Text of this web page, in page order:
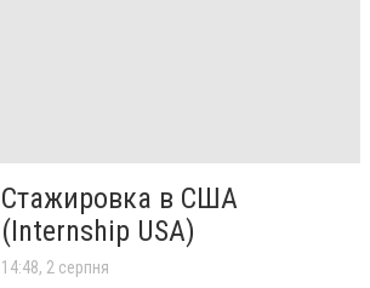
Стажировка в США
(Internship USA)
14:48, 2 серпня